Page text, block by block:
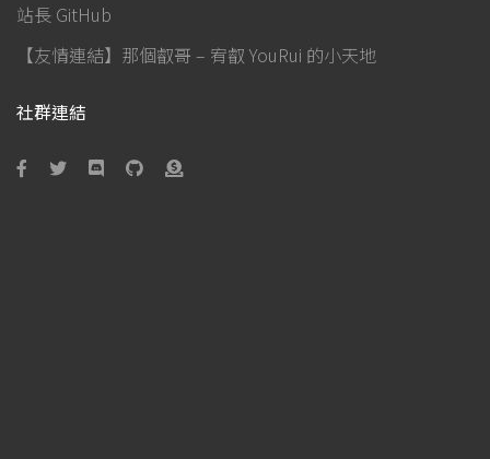
站長 GitHub
【友情連結】那個叡哥 – 宥叡 YouRui 的小天地
社群連結